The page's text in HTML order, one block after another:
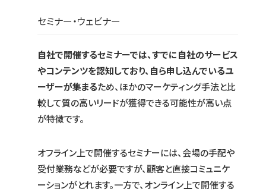
セミナー・ウェビナー
自社で開催するセミナーでは、すでに自社のサービス
やコンテンツを認知しており、自ら申し込んでいるユ
ーザーが集まるため、ほかのマーケティング手法と比
較して質の高いリードが獲得できる可能性が高い点
が特徴です。
オフライン上で開催するセミナーには、会場の手配や
受付業務などが必要ですが、顧客と直接コミュニケ
ーションがとれます。一方で、オンライン上で開催する